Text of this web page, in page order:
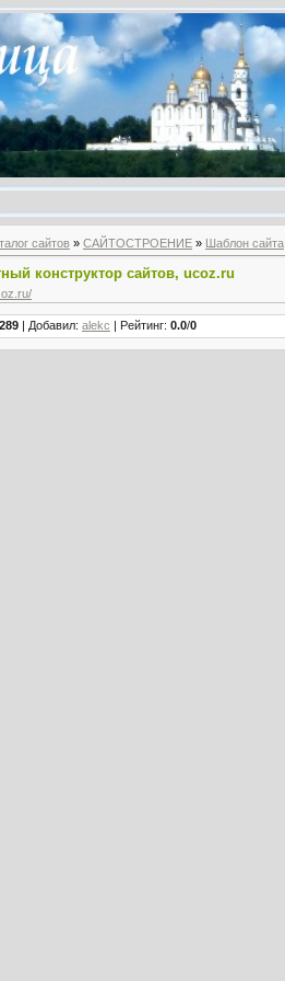
сайтов » САЙТОСТРОЕНИЕ » Шаблон сайта
конструктор сайтов, ucoz.ru
289 | Добавил: alekc | Рейтинг: 0.0/0